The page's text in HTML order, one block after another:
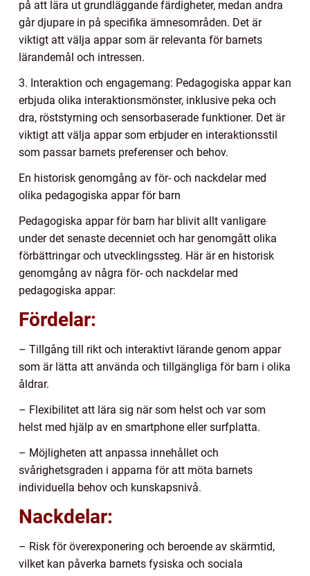
på att lära ut grundläggande färdigheter, medan andra
går djupare in på specifika ämnesområden. Det är
viktigt att välja appar som är relevanta för barnets
lärandemål och intressen.
3. Interaktion och engagemang: Pedagogiska appar kan
erbjuda olika interaktionsmönster, inklusive peka och
dra, röststyrning och sensorbaserade funktioner. Det är
viktigt att välja appar som erbjuder en interaktionsstil
som passar barnets preferenser och behov.
En historisk genomgång av för- och nackdelar med
olika pedagogiska appar för barn
Pedagogiska appar för barn har blivit allt vanligare
under det senaste decenniet och har genomgått olika
förbättringar och utvecklingssteg. Här är en historisk
genomgång av några för- och nackdelar med
pedagogiska appar:
Fördelar:
– Tillgång till rikt och interaktivt lärande genom appar
som är lätta att använda och tillgängliga för barn i olika
åldrar.
– Flexibilitet att lära sig när som helst och var som
helst med hjälp av en smartphone eller surfplatta.
– Möjligheten att anpassa innehållet och
svårighetsgraden i apparna för att möta barnets
individuella behov och kunskapsnivå.
Nackdelar:
– Risk för överexponering och beroende av skärmtid,
vilket kan påverka barnets fysiska och sociala